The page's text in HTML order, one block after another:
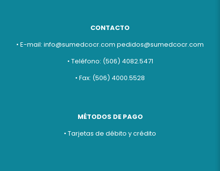
CONTACTO
• E-mail: info@sumedcocr.com pedidos@sumedcocr.com
• Teléfono: (506) 4082.5471
• Fax: (506) 4000.5528
MÉTODOS DE PAGO
• Tarjetas de débito y crédito